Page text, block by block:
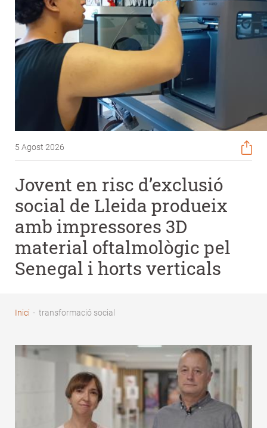
5 Agost 2026
Jovent en risc d’exclusió
social de Lleida produeix
amb impressores 3D
material oftalmològic pel
Senegal i horts verticals
d'Ariadna
Inici - transformació social